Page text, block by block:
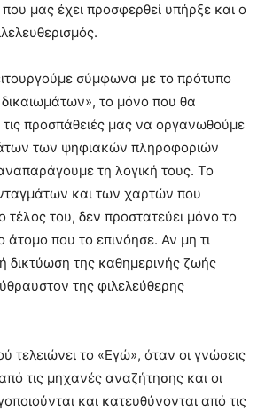
μας έχει προσφερθεί υπήρξε και ο
σύμφωνα με το πρότυπο
το μόνο που θα
προσπάθειές μας να οργανωθούμε
των ψηφιακών πληροφοριών
τη λογική τους. Το
και των χαρτών που
τέλος του, δεν προστατεύει μόνο το
άτομο που το επινόησε. Αν μη τι
δικτύωση της καθημερινής ζωής
της φιλελεύθερης
τελειώνει το «Εγώ», όταν οι γνώσεις
τις μηχανές αναζήτησης και οι
και κατευθύνονται από τις